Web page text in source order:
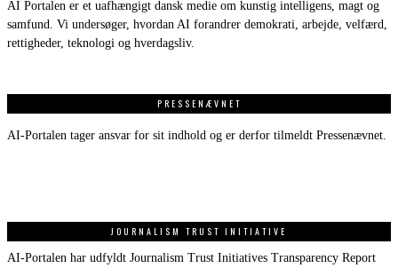
AI Portalen er et uafhængigt dansk medie om kunstig intelligens, magt og
samfund. Vi undersøger, hvordan AI forandrer demokrati, arbejde, velfærd,
rettigheder, teknologi og hverdagsliv.
PRESSENÆVNET
AI-Portalen tager ansvar for sit indhold og er derfor tilmeldt Pressenævnet.
JOURNALISM TRUST INITIATIVE
AI-Portalen har udfyldt Journalism Trust Initiatives Transparency Report